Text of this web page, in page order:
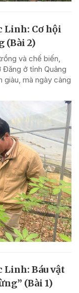
Linh: Cơ hội
(Bài 2)
và chế biến,
ở tỉnh Quảng
giàu, mà ngày càng
Linh: Báu vật
(Bài 1)